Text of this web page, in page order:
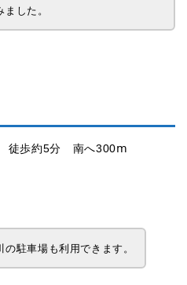
した。
徒歩約5分 南へ300ⅿ
の駐車場も利用できます。